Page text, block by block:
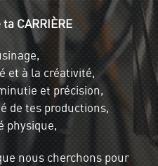
CARRIÈRE
et à la créativité,
et précision,
de tes productions,
physique,
nous cherchons pour